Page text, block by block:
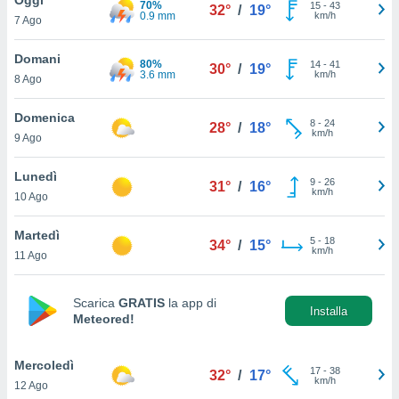
è
al sito
di
ci
di
il
un
la
nella
7 Ago
70%
0.9 mm
32° / 19° 15- 43
km/h
Domani
8 Ago
80%
3.6 mm
30° / 19° 14- 41
km/h
Domenica
9 Ago
28° / 18° 8- 24
km/h
Lunedì
10 Ago
31° / 16° 9- 26
km/h
Martedì
11 Ago
34° / 15° 5- 18
km/h
Scarica GRATIS la app di
Meteored!
Installa
Mercoledì
12 Ago
32° / 17° 17- 38
km/h